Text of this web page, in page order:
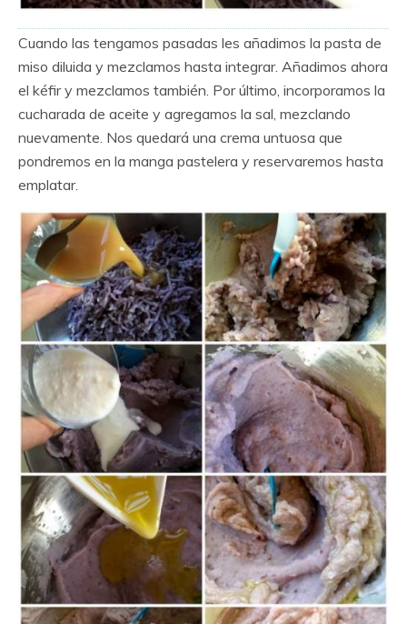
Cuando las tengamos pasadas les añadimos la pasta de
miso diluida y mezclamos hasta integrar. Añadimos ahora
el kéfir y mezclamos también. Por último, incorporamos la
cucharada de aceite y agregamos la sal, mezclando
nuevamente. Nos quedará una crema untuosa que
pondremos en la manga pastelera y reservaremos hasta
emplatar.